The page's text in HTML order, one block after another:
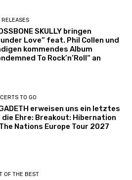
RELEASES
SKULLY bringen
Love“ feat. Phil Collen und
kommendes Album
To Rock’n’Roll“ an
TO GO
erweisen uns ein letztes
die Ehre: Breakout: Hibernation
Nations Europe Tour 2027
OF THE BEST